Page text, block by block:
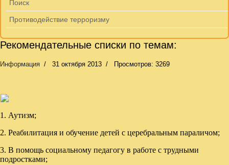
Поиск
Противодействие терроризму
Рекомендательные списки по темам:
Информация 31 октября 2013 Просмотров: 3269
1. Аутизм;
2. Реабилитация и обучение детей с церебральным параличом;
3. В помощь социальному педагогу в работе с трудными
подростками;